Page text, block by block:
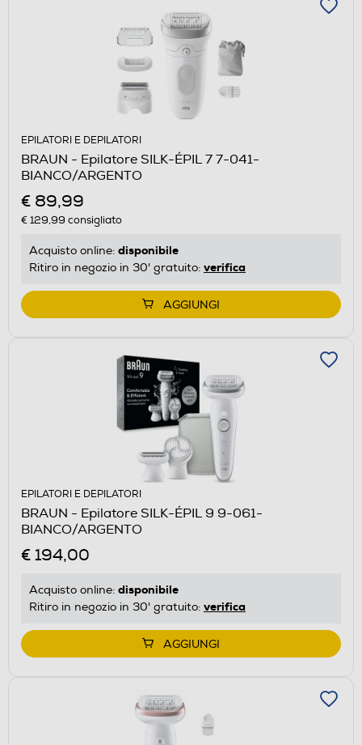
EPILATORI E DEPILATORI
BRAUN - Epilatore SILK-ÉPIL 7 7-041-
BIANCO/ARGENTO
€ 89,99
€ 129,99 consigliato
Acquisto online: disponibile
Ritiro in negozio in 30' gratuito: verifica
AGGIUNGI
EPILATORI E DEPILATORI
BRAUN - Epilatore SILK-ÉPIL 9 9-061-
BIANCO/ARGENTO
€ 194,00
Acquisto online: disponibile
Ritiro in negozio in 30' gratuito: verifica
AGGIUNGI